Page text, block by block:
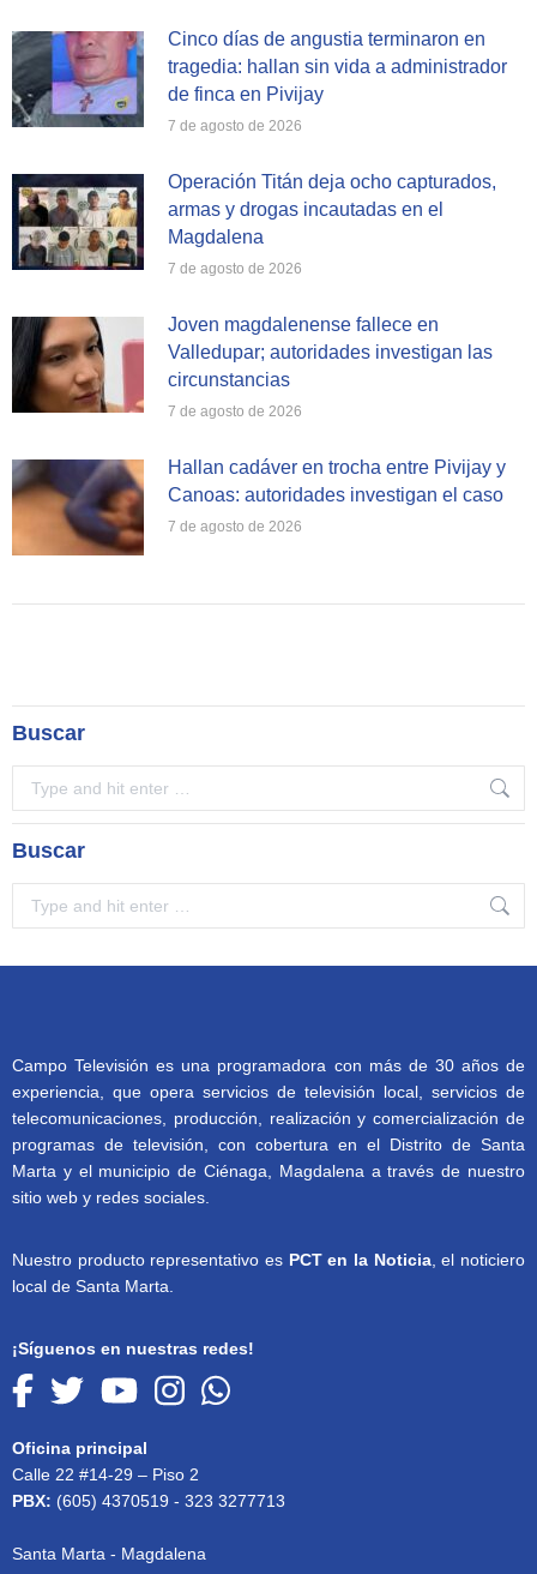
Cinco días de angustia terminaron en
tragedia: hallan sin vida a administrador
de finca en Pivijay
7 de agosto de 2026
Operación Titán deja ocho capturados,
armas y drogas incautadas en el
Magdalena
7 de agosto de 2026
Joven magdalenense fallece en
Valledupar; autoridades investigan las
circunstancias
7 de agosto de 2026
Hallan cadáver en trocha entre Pivijay y
Canoas: autoridades investigan el caso
7 de agosto de 2026
Buscar
Buscar
Campo Televisión es una programadora con más de 30 años de
experiencia, que opera servicios de televisión local, servicios de
telecomunicaciones, producción, realización y comercialización de
programas de televisión, con cobertura en el Distrito de Santa
Marta y el municipio de Ciénaga, Magdalena a través de nuestro
sitio web y redes sociales.
Nuestro producto representativo es PCT en la Noticia, el noticiero
local de Santa Marta.
¡Síguenos en nuestras redes!
Oficina principal
Calle 22 #14-29 – Piso 2
PBX: (605) 4370519 - 323 3277713
Santa Marta - Magdalena